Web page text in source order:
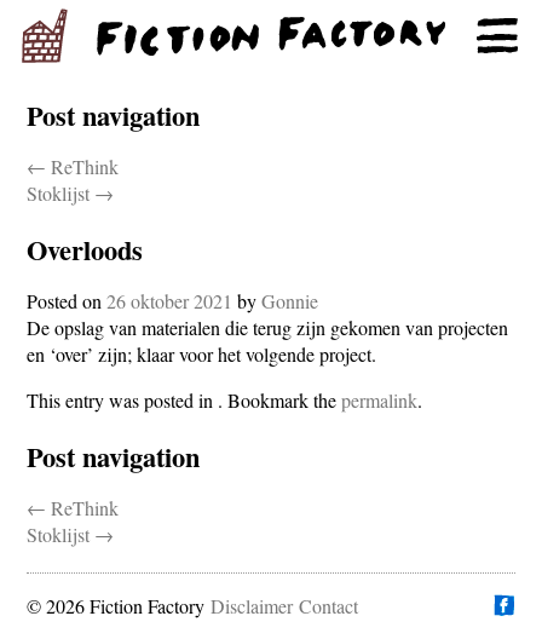
Post navigation
← ReThink
Stoklijst →
Overloods
Posted on26 oktober 2021 byGonnie
De opslag van materialen die terug zijn gekomen van projecten
en ‘over’ zijn; klaar voor het volgende project.
This entry was posted in . Bookmark thepermalink.
Post navigation
← ReThink
Stoklijst →
© 2026 Fiction Factory Disclaimer Contact
Vind ons op